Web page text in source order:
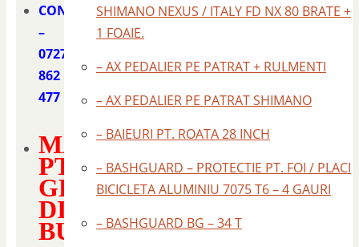
CONTACT
–
0727
862
477
MANSOANE
PT
GHIDON
DIN
BURETE
SHIMANO NEXUS / ITALY FD NX 80 BRATE +
1 FOAIE.
– AX PEDALIER PE PATRAT + RULMENTI
– AX PEDALIER PE PATRAT SHIMANO
– BAIEURI PT. ROATA 28 INCH
– BASHGUARD – PROTECTIE PT. FOI / PLACI
BICICLETA ALUMINIU 7075 T6 – 4 GAURI
– BASHGUARD BG – 34 T